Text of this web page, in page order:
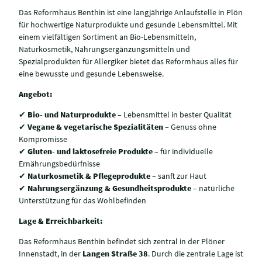
Das Reformhaus Benthin ist eine langjährige Anlaufstelle in Plön
für hochwertige Naturprodukte und gesunde Lebensmittel. Mit
einem vielfältigen Sortiment an Bio-Lebensmitteln,
Naturkosmetik, Nahrungsergänzungsmitteln und
Spezialprodukten für Allergiker bietet das Reformhaus alles für
eine bewusste und gesunde Lebensweise.
Angebot:
✔ Bio- und Naturprodukte– Lebensmittel in bester Qualität
✔ Vegane & vegetarische Spezialitäten– Genuss ohne
Kompromisse
✔ Gluten- und laktosefreie Produkte– für individuelle
Ernährungsbedürfnisse
✔ Naturkosmetik & Pflegeprodukte– sanft zur Haut
✔ Nahrungsergänzung & Gesundheitsprodukte– natürliche
Unterstützung für das Wohlbefinden
Lage & Erreichbarkeit:
Das Reformhaus Benthin befindet sich zentral in der Plöner
Innenstadt, in der Langen Straße 38. Durch die zentrale Lage ist